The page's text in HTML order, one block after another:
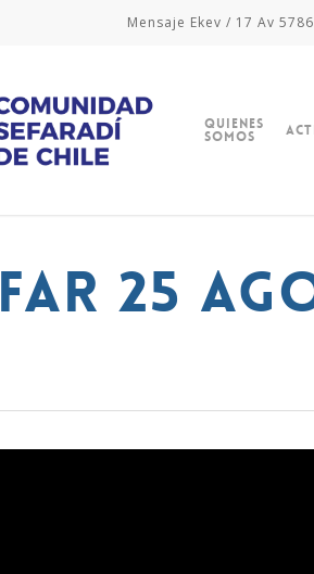
Mensaje Ekev / 17 Av
to search or ESC to close
Quienes
Somos
25